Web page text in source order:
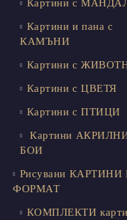
Картини с
Картини и пана с
КАМЪНИ
Картини с
Картини с ЦВЕТЯ
Картини с ПТИЦИ
Картини
БОИ
Рисувани КАРТИНИ
ФОРМАТ
КОМПЛЕКТИ